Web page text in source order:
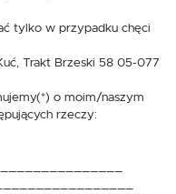
tylko w przypadku chęci
Trakt Brzeski 58 05-077
o moim/naszym
rzeczy: